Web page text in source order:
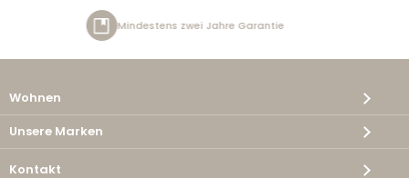
zwei Jahre Garantie
Wohnen
Unsere Marken
Kontakt